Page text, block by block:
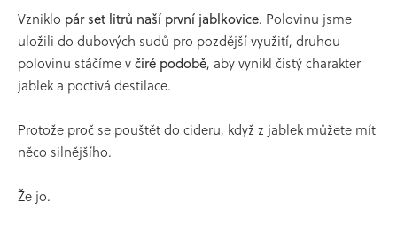
Vzniklo pár set litrů naší první jablkovice. Polovinu jsme
uložili do dubových sudů pro pozdější využití, druhou
polovinu stáčíme včiré podobě, aby vynikl čistý charakter
jablek a poctivá destilace.
Protože proč se pouštět do cideru, když z jablek můžete mít
něco silnějšího.
Že jo.